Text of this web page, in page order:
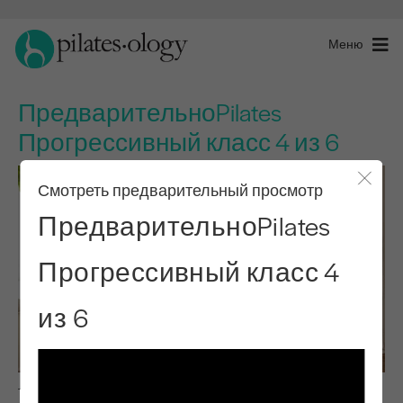
Меню
ПредварительноPilates
Прогрессивный класс 4 из 6
Смотреть предварительный просмотр
ПредварительноPilates
Прогрессивный класс 4
из 6